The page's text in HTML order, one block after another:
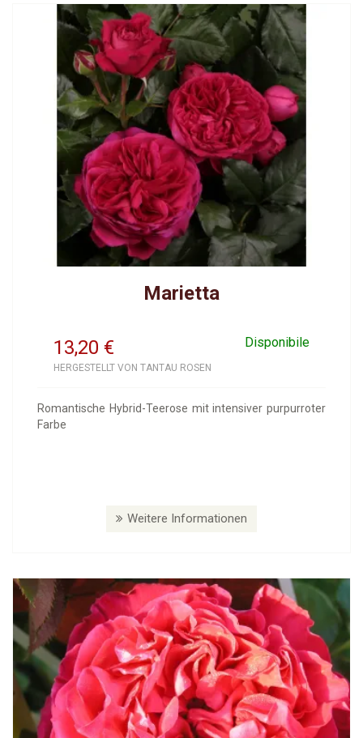
Marietta
13,20 Disponibile
€
HERGESTELLT VON TANTAU ROSEN
Romantische Hybrid-Teerose mit intensiver purpurroter
Farbe
Weitere Informationen